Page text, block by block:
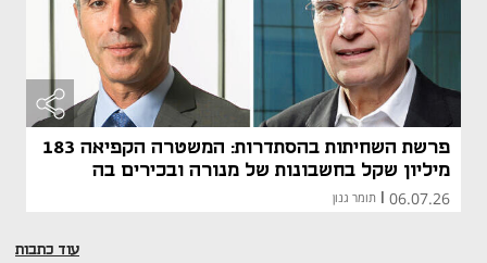
פרשת השחיתות בהסתדרות: המשטרה הקפיאה 183
מיליון שקל בחשבונות של מנורה ובכירים בה
06.07.26 תומר גנון
עוד כתבות